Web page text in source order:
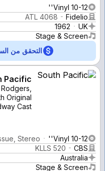
Vinyl 10-12''
Fidelio
ATL 4068
UK
1962
Stage & Screen
التحقق من
Pacific
Original
Cast*
Vinyl 10-12''
Stereo
CBS
KLLS 520
Australia
Stage & Screen